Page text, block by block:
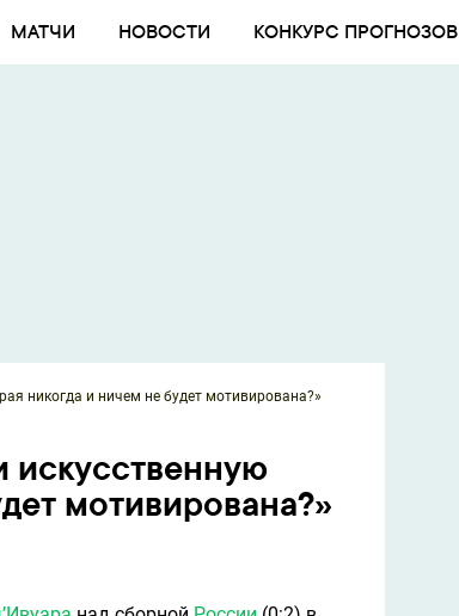
МАТЧИ НОВОСТИ КОНКУРС ПРОГНОЗОВ
никогда и ничем не будет мотивирована?»
искусственную
мотивирована?»